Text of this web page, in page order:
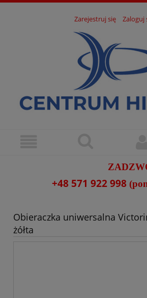
Zarejestruj się Zaloguj
+48 571 922 998
Obieraczka uniwersalna
żółta